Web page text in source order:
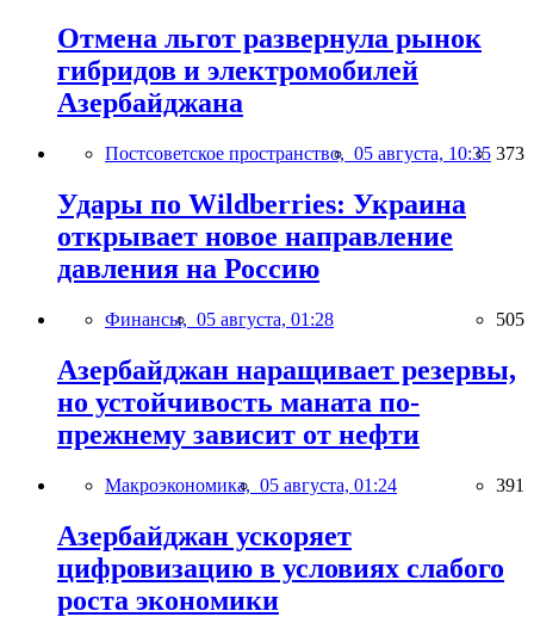
Отмена льгот развернула рынок
гибридов и электромобилей
Азербайджана
Постсоветское пространство, 05 августа, 10:35 373
Удары по Wildberries: Украина
открывает новое направление
давления на Россию
Финансы, 05 августа, 01:28 505
Азербайджан наращивает резервы,
но устойчивость маната по-
прежнему зависит от нефти
Макроэкономика, 05 августа, 01:24 391
Азербайджан ускоряет
цифровизацию в условиях слабого
роста экономики